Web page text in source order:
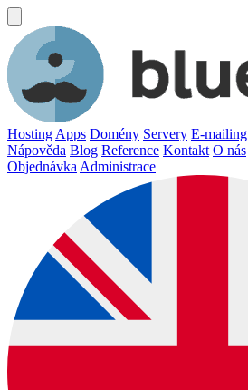
Hosting Apps Domény Servery E-mailing
Nápověda Blog Reference Kontakt O nás
Objednávka Administrace